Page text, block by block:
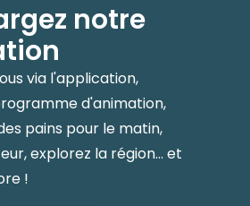
notre
via l'application,
d'animation,
pains pour le matin,
explorez la région... et
!